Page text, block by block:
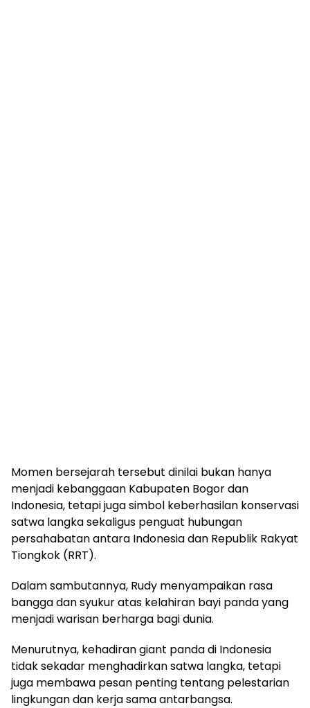
Momen bersejarah tersebut dinilai bukan hanya
menjadi kebanggaan Kabupaten Bogor dan
Indonesia, tetapi juga simbol keberhasilan konservasi
satwa langka sekaligus penguat hubungan
persahabatan antara Indonesia dan Republik Rakyat
Tiongkok (RRT).
Dalam sambutannya, Rudy menyampaikan rasa
bangga dan syukur atas kelahiran bayi panda yang
menjadi warisan berharga bagi dunia.
Menurutnya, kehadiran giant panda di Indonesia
tidak sekadar menghadirkan satwa langka, tetapi
juga membawa pesan penting tentang pelestarian
lingkungan dan kerja sama antarbangsa.